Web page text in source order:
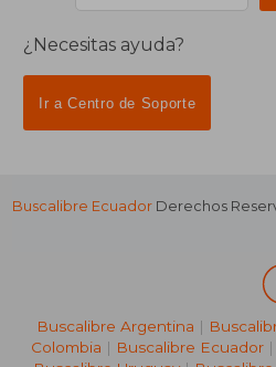
¿Necesitas ayuda?
Ir a Centro de Soporte
Buscalibre Ecuador Derechos
Buscalibre Argentina |
Colombia | Buscalibre Ecuador |